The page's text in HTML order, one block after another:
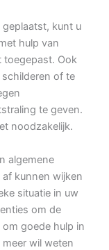
kunt u
hulp van
toegepast. Ook
of te
te geven.
noodzakelijk.
algemene
kunnen wijken
situatie in uw
om de
goede hulp in
meer wil weten